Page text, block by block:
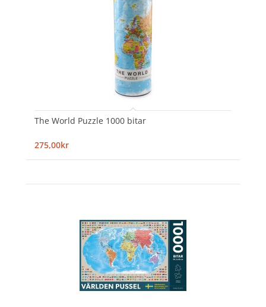
The World Puzzle 1000 bitar
275,00kr